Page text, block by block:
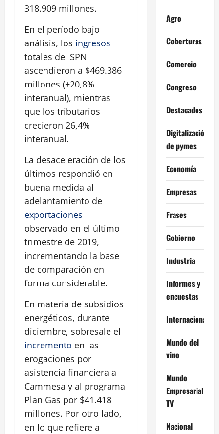
318.909 millones.
En el período bajo
análisis, los ingresos
totales del SPN
ascendieron a $469.386
millones (+20,8%
interanual), mientras
que los tributarios
crecieron 26,4%
interanual.
La desaceleración de los
últimos respondió en
buena medida al
adelantamiento de
exportaciones
observado en el último
trimestre de 2019,
incrementando la base
de comparación en
forma considerable.
En materia de subsidios
energéticos, durante
diciembre, sobresale el
incremento en las
erogaciones por
asistencia financiera a
Cammesa y al programa
Plan Gas por $41.418
millones. Por otro lado,
en lo que refiere a
Agro
Coberturas
Comercio
Congreso
Destacados
Digitalización
de pymes
Economía
Empresas
Frases
Gobierno
Industria
Informes y
encuestas
Internacional
Mundo del
vino
Mundo
Empresarial
TV
Nacional